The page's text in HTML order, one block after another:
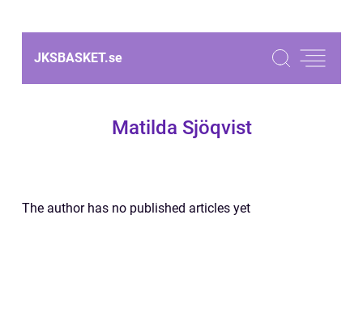
JKSBASKET.se
Matilda Sjöqvist
The author has no published articles yet